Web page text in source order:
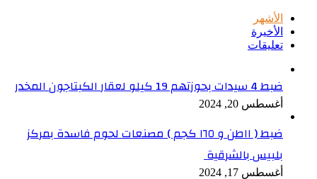
الأشهر
الأخيرة
تعليقات
ضبط 4 سيدات بحوزتهم 19 كيلو لعقار الكبتاجون المخدر
أغسطس 20, 2024
ضبط ( ١١طن و ١٦٥ كجم ) مصنعات لحوم فاسدة بمركز
بلبيس بالشرقية
أغسطس 17, 2024